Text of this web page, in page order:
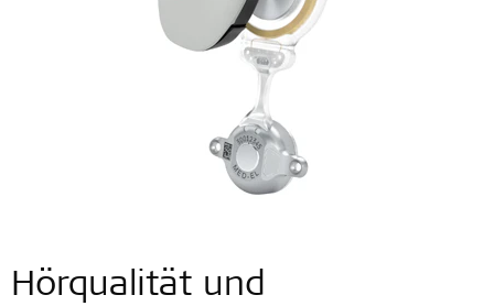
Hörqualität und